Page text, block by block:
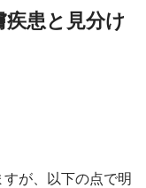
患と見分け
が、以下の点で明